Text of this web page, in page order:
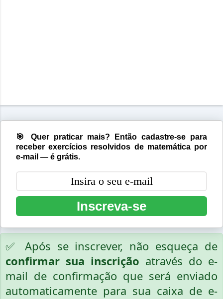
🎯 Quer praticar mais? Então cadastre-se para
receber exercícios resolvidos de matemática por
e-mail — é grátis.
Inscreva-se
✅ Após se inscrever, não esqueça de
confirmar sua inscrição através do e-
mail de confirmação que será enviado
automaticamente para sua caixa de e-